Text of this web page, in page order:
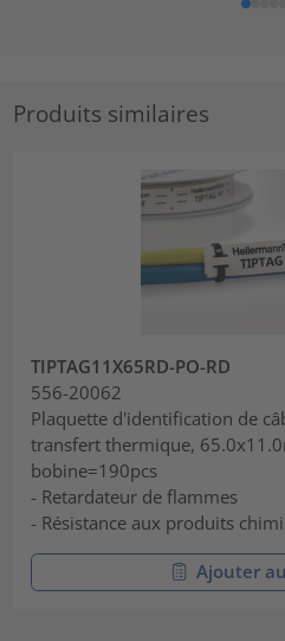
Produits similaires
TIPTAG11X65RD-PO-RD
556-20062
Plaquette d'identification de
transfert thermique,
bobine=190pcs
- Retardateur de flammes
- Résistance aux produits
Ajouter